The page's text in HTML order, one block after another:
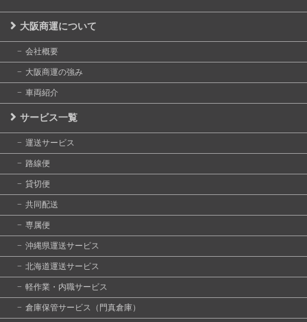
大阪商運について
会社概要
大阪商運の強み
車両紹介
サービス一覧
運送サービス
路線便
貸切便
共同配送
専属便
沖縄県運送サービス
北海道運送サービス
軽作業・内職サービス
倉庫保管サービス（門真倉庫）